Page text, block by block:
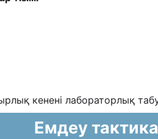
кенені лабораторлық
Емдеу